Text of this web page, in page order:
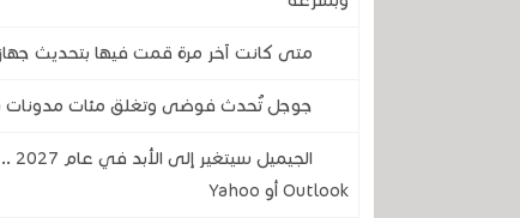
متى كانت آخر مرة قمت فيها بتحديث
جوجل تُحدث فوضى وتغلق مئات مدونات
Outlook أو Yahoo